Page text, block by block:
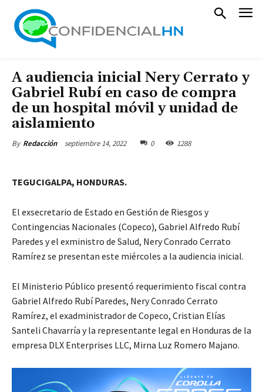
A audiencia inicial Nery Cerrato y
Gabriel Rubí en caso de compra
de un hospital móvil y unidad de
aislamiento
By Redacción septiembre 14, 2022 0 1288
TEGUCIGALPA, HONDURAS.
El exsecretario de Estado en Gestión de Riesgos y
Contingencias Nacionales (Copeco), Gabriel Alfredo Rubí
Paredes y el exministro de Salud, Nery Conrado Cerrato
Ramírez se presentan este miércoles a la audiencia inicial.
El Ministerio Público presentó requerimiento fiscal contra
Gabriel Alfredo Rubí Paredes, Nery Conrado Cerrato
Ramírez, el exadministrador de Copeco, Cristian Elías
Santeli Chavarría y la representante legal en Honduras de la
empresa DLX Enterprises LLC, Mirna Luz Romero Majano.